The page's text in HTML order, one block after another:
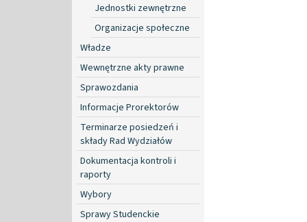
Jednostki zewnętrzne
Organizacje społeczne
Władze
Wewnętrzne akty prawne
Sprawozdania
Informacje Prorektorów
Terminarze posiedzeń i
składy Rad Wydziałów
Dokumentacja kontroli i
raporty
Wybory
Sprawy Studenckie